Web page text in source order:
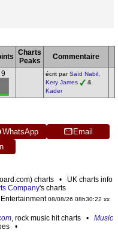
Charts
Peaks
Commentaire
9 écrit parSaïd Nabil
Kery James
&
Kader
WhatsApp
Email
charts • UK charts info
Company's charts
08/08/26 08h30:22 xx
, rock music hit charts • Music
•